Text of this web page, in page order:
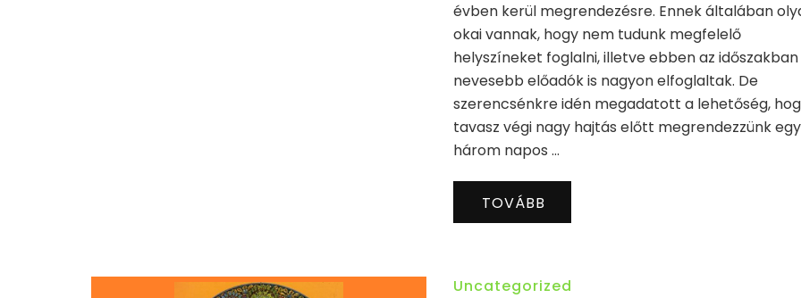
évben kerül megrendezésre. Ennek általában
okai vannak, hogy nem tudunk megfelelő
helyszíneket foglalni, illetve ebben az
nevesebb előadók is nagyon elfoglaltak. De
szerencsénkre idén megadatott a lehetőség,
tavasz végi nagy hajtás előtt megrendezzünk egy
három napos …
TOVÁBB
Uncategorized